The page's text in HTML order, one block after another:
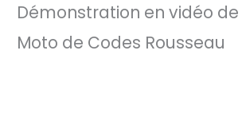
Démonstration en vidéo de
Moto de Codes Rousseau